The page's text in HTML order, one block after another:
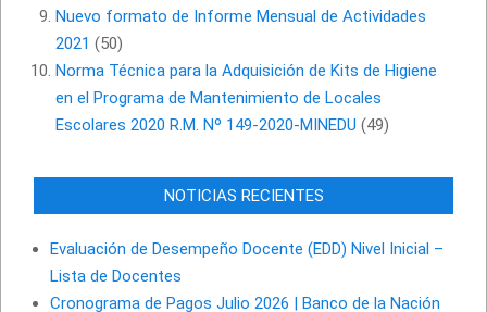
Nuevo formato de Informe Mensual de Actividades
2021 (50)
Norma Técnica para la Adquisición de Kits de Higiene
en el Programa de Mantenimiento de Locales
Escolares 2020 R.M. Nº 149-2020-MINEDU (49)
NOTICIAS RECIENTES
Evaluación de Desempeño Docente (EDD) Nivel Inicial –
Lista de Docentes
Cronograma de Pagos Julio 2026 | Banco de la Nación